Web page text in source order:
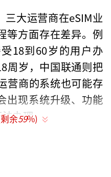
三大运营商在eSIM业
等方面存在差异。例
18到60岁的用户办
周岁，中国联通则把
营商的系统也可能存
出现系统升级、功能
办理。
余59%)